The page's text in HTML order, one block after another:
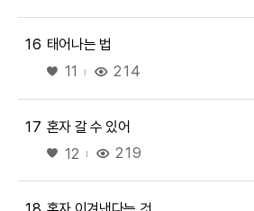
16 태어나는 법
좋아요
11 214
17 혼자 갈 수 있어
좋아요
12 219